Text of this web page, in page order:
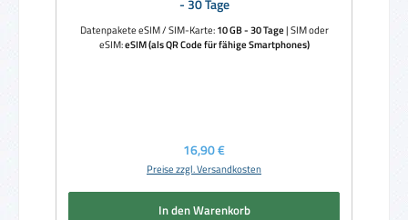
- 30 Tage
Datenpakete eSIM / SIM-Karte:10 GB - 30 Tage|SIM oder
eSIM:eSIM (als QR Code für fähige Smartphones)
Regulärer Preis:
16,90 €
Preise zzgl. Versandkosten
In den Warenkorb